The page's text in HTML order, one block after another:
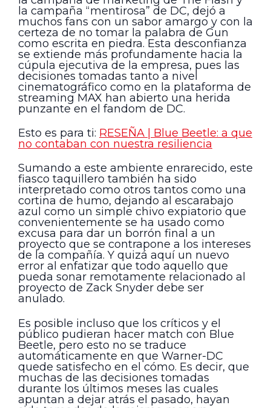
la campaña “mentirosa” de DC, dejó a
muchos fans con un sabor amargo y con la
certeza de no tomar la palabra de Gun
como escrita en piedra. Esta desconfianza
se extiende más profundamente hacia la
cúpula ejecutiva de la empresa, pues las
decisiones tomadas tanto a nivel
cinematográfico como en la plataforma de
streaming MAX han abierto una herida
punzante en el fandom de DC.
Esto es para ti: RESEÑA | Blue Beetle: a que
no contaban con nuestra resiliencia
Sumando a este ambiente enrarecido, este
fiasco taquillero también ha sido
interpretado como otros tantos como una
cortina de humo, dejando al escarabajo
azul como un simple chivo expiatorio que
convenientemente se ha usado como
excusa para dar un borrón final a un
proyecto que se contrapone a los intereses
de la compañía. Y quizá aquí un nuevo
error al enfatizar que todo aquello que
pueda sonar remotamente relacionado al
proyecto de Zack Snyder debe ser
anulado.
Es posible incluso que los críticos y el
público pudieran hacer match con Blue
Beetle, pero esto no se traduce
automáticamente en que Warner-DC
quede satisfecho en el cómo. Es decir, que
muchas de las decisiones tomadas
durante los últimos meses las cuales
apuntan a dejar atrás el pasado, hayan